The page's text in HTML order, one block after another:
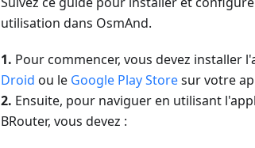
utilisation dans OsmAnd.
1. Pour commencer, vous devez installer
Droid ou le Google Play Storesur votre
2. Ensuite, pour naviguer en utilisant
BRouter, vous devez :